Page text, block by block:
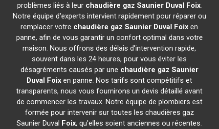
problèmes liés à leur chaudière gaz Saunier Duval Foix.
Notre équipe d'experts intervient rapidement pour réparer ou
remplacer votre chaudière gaz Saunier Duval Foix en
panne, afin de vous garantir un confort optimal dans votre
maison. Nous offrons des délais d'intervention rapide,
souvent dans les 24 heures, pour vous éviter les
désagréments causés par une chaudière gaz Saunier
Duval Foix en panne. Nos tarifs sont compétitifs et
transparents, nous vous fournirons un devis détaillé avant
de commencer les travaux. Notre équipe de plombiers est
formée pour intervenir sur toutes les chaudières gaz
Saunier Duval Foix, qu'elles soient anciennes ou récentes.